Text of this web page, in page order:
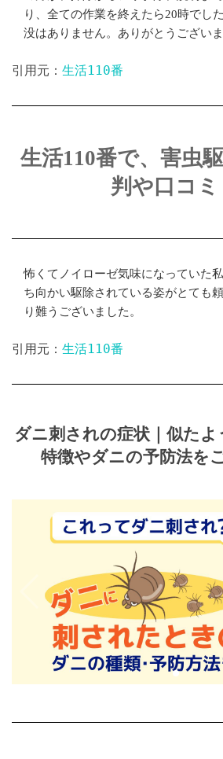
り、全ての作業を終えたら20時でし
没はありません。ありがとうございま
引用元： 生活110番
生活110番で、害虫
判や口コミ
怖くてノイローゼ気味になっていた
ち向かい駆除されている姿がとても
り難うございました。
引用元： 生活110番
ダニ刺されの症状｜似た
特徴やダニの予防法を